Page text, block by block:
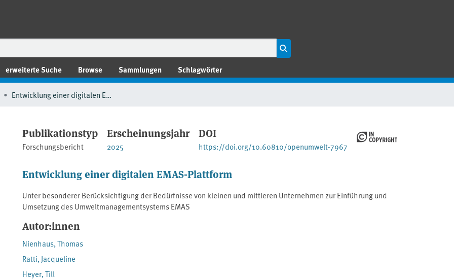
erweiterte Suche Browse Sammlungen Schlagwörter
Entwicklung einer digitalen EMAS-Plattform
Publikationstyp
Forschungsbericht
Erscheinungsjahr
2025
DOI
https://doi.org/10.60810/openumwelt-7967
Entwicklung einer digitalen EMAS-Plattform
Unter besonderer Berücksichtigung der Bedürfnisse von kleinen und mittleren Unternehmen zur Einführung und
Umsetzung des Umweltmanagementsystems EMAS
Autor:innen
Nienhaus, Thomas
Ratti, Jacqueline
Heyer, Till